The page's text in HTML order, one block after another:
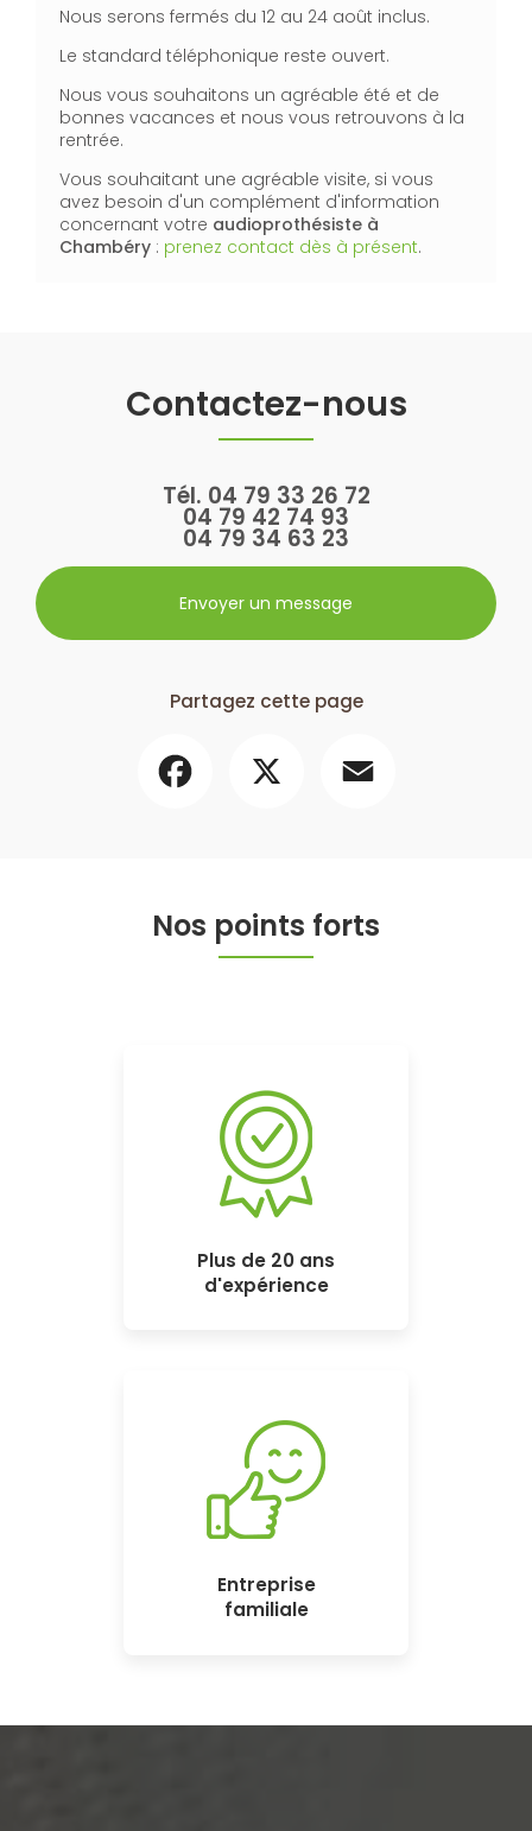
Nous serons fermés du 12 au 24 août inclus.
Le standard téléphonique reste ouvert.
Nous vous souhaitons un agréable été et de
bonnes vacances et nous vous retrouvons à la
rentrée.
Vous souhaitant une agréable visite, si vous
avez besoin d'un complément d'information
concernant votre audioprothésiste à
Chambéry : prenez contact dès à présent.
Contactez-nous
Tél. 04 79 33 26 72
04 79 42 74 93
04 79 34 63 23
Envoyer un message
Partagez cette page
Nos points forts
Plus de 20 ans
d'expérience
Entreprise
familiale